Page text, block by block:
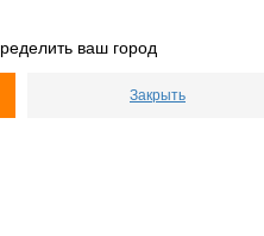
ваш город
Закрыть